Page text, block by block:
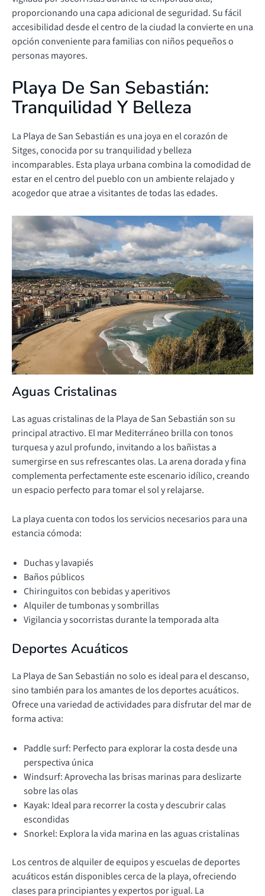
proporcionando una capa adicional de seguridad. Su fácil
accesibilidad desde el centro de la ciudad la convierte en una
opción conveniente para familias con niños pequeños o
personas mayores.
Playa De San Sebastián:
Tranquilidad Y Belleza
La Playa de San Sebastián es una joya en el corazón de
Sitges, conocida por su tranquilidad y belleza
incomparables. Esta playa urbana combina la comodidad de
estar en el centro del pueblo con un ambiente relajado y
acogedor que atrae a visitantes de todas las edades.
Aguas Cristalinas
Las aguas cristalinas de la Playa de San Sebastián son su
principal atractivo. El mar Mediterráneo brilla con tonos
turquesa y azul profundo, invitando a los bañistas a
sumergirse en sus refrescantes olas. La arena dorada y fina
complementa perfectamente este escenario idílico, creando
un espacio perfecto para tomar el sol y relajarse.
La playa cuenta con todos los servicios necesarios para una
estancia cómoda:
Duchas y lavapiés
Baños públicos
Chiringuitos con bebidas y aperitivos
Alquiler de tumbonas y sombrillas
Vigilancia y socorristas durante la temporada alta
Deportes Acuáticos
La Playa de San Sebastián no solo es ideal para el descanso,
sino también para los amantes de los deportes acuáticos.
Ofrece una variedad de actividades para disfrutar del mar de
forma activa:
Paddle surf: Perfecto para explorar la costa desde una
perspectiva única
Windsurf: Aprovecha las brisas marinas para deslizarte
sobre las olas
Kayak: Ideal para recorrer la costa y descubrir calas
escondidas
Snorkel: Explora la vida marina en las aguas cristalinas
Los centros de alquiler de equipos y escuelas de deportes
acuáticos están disponibles cerca de la playa, ofreciendo
clases para principiantes y expertos por igual. La